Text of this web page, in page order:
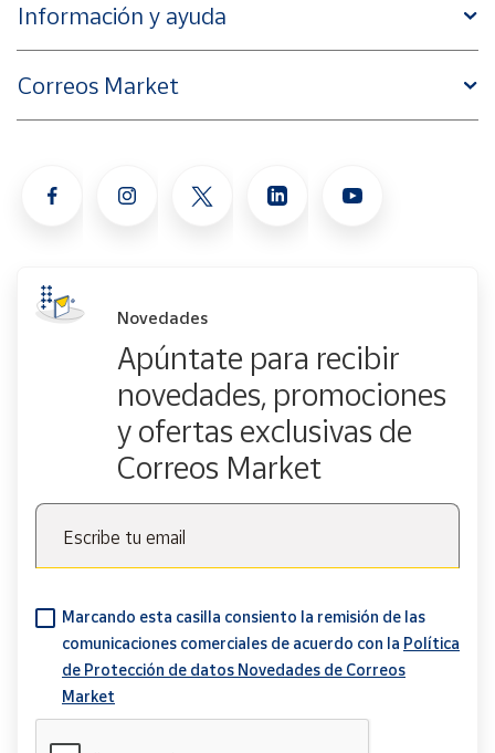
Información y ayuda
Correos Market
Novedades
Apúntate para recibir
novedades, promociones
y ofertas exclusivas de
Correos Market
Escribe tu email
Marcando esta casilla consiento la remisión de las
comunicaciones comerciales de acuerdo con la Política
de Protección de datos Novedades de Correos
Market